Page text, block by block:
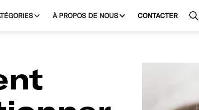
À PROPOS DE NOUS CONTACTER